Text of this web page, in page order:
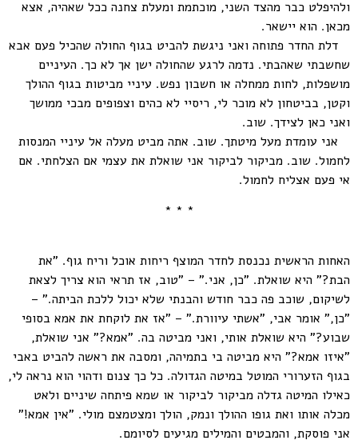
ולהיפלט כבר מהצד השני, מוכתמת ומעלת צחנה ככל שאהיה, אצא
מכאן. הוא יישאר.
דלת החדר פתוחה ואני ניגשת להביט בגוף החולה שהכיל פעם אבא
שחשבתי שאהבתי. נדמה לרגע שהחולה ישן אך לא כך. העיניים
מושפלות, לחות ממחלה או חשבון נפש. עיניי מביטות בגוף ההולך
וקטן, בביטחון לא מוכר לי, ריסיי לא כהים וצפופים מבכי ממושך
ואני כאן לצידך. שוב.
אני עומדת מעל מיטתך. שוב. אתה מביט מעלה אל עיניי המנסות
לחמול. שוב. מביקור לביקור אני שואלת את עצמי אם הצלחתי. אם
אי פעם אצליח לחמול.
* * *
האחות הראשית נכנסת לחדר המוצף ריחות אוכל וריח גוף. "את
הבת?" היא שואלת. "כן, אני." – "טוב, אז תראי הוא צריך לצאת
לשיקום, שוכב פה כבר חודש והבנתי שלא יכול ללכת הביתה." –
"כן," אומר אבי, "אשתי עיוורת." – "אז את לוקחת את אמא בסופי
שבוע?" היא שואלת אותי, ואני מביטה בה. "אמא?" אני שואלת,
"איזו אמא?" היא מביטה בי בתמיהה, ומסבה את ראשה להביט באבי
בגוף הזערורי המוטל במיטה הגדולה. כל כך צנום ודהוי הוא נראה לי,
כאילו המיטה גדלה מביקור לביקור או שמא פיתחה שיניים ולאט
מכלה אותו ואת גופו ההולך ונמק, הולך ומצטמצם מולי. "אין אמא!"
אני פוסקת, והמבטים והמילים מגיעים לסיומם.